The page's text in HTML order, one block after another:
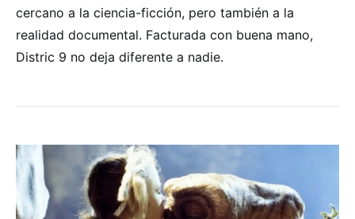
cercano a la ciencia-ficción, pero también a la
realidad documental. Facturada con buena mano,
Distric 9 no deja diferente a nadie.